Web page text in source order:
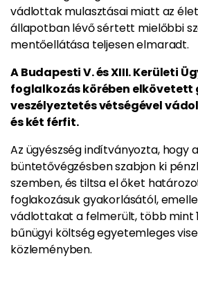
vádlottak mulasztásai miatt az
állapotban lévő sértett mielőbbi
mentőellátása teljesen elmaradt.
A Budapesti V. és XIII. Kerületi
foglalkozás körében
veszélyeztetés vétségével
és két férfit.
Az ügyészség indítványozta, hogy
büntetővégzésben szabjon ki
szemben, és tiltsa el őket
foglakozásuk gyakorlásától,
vádlottakat a felmerült, több mint
bűnügyi költség egyetemleges
közleményben.